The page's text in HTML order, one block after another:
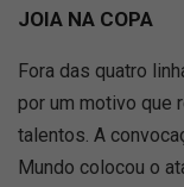
JOIA NA COPA
Fora das quatro
por um motivo que
talentos. A
Mundo colocou o